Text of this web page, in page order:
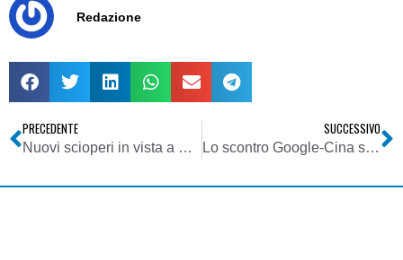
Redazione
PRECEDENTE
Nuovi scioperi in vista a Mediaset. Questa volta tocca ai giornalisti del Tg4, preoccupati dall’Agenzia News
SUCCESSIVO
Lo scontro Google-Cina si sposta sulle relazioni internazionali. Pechino: non influirà sui legami commerciali con gli Usa. Washington: valuteremo in seguito